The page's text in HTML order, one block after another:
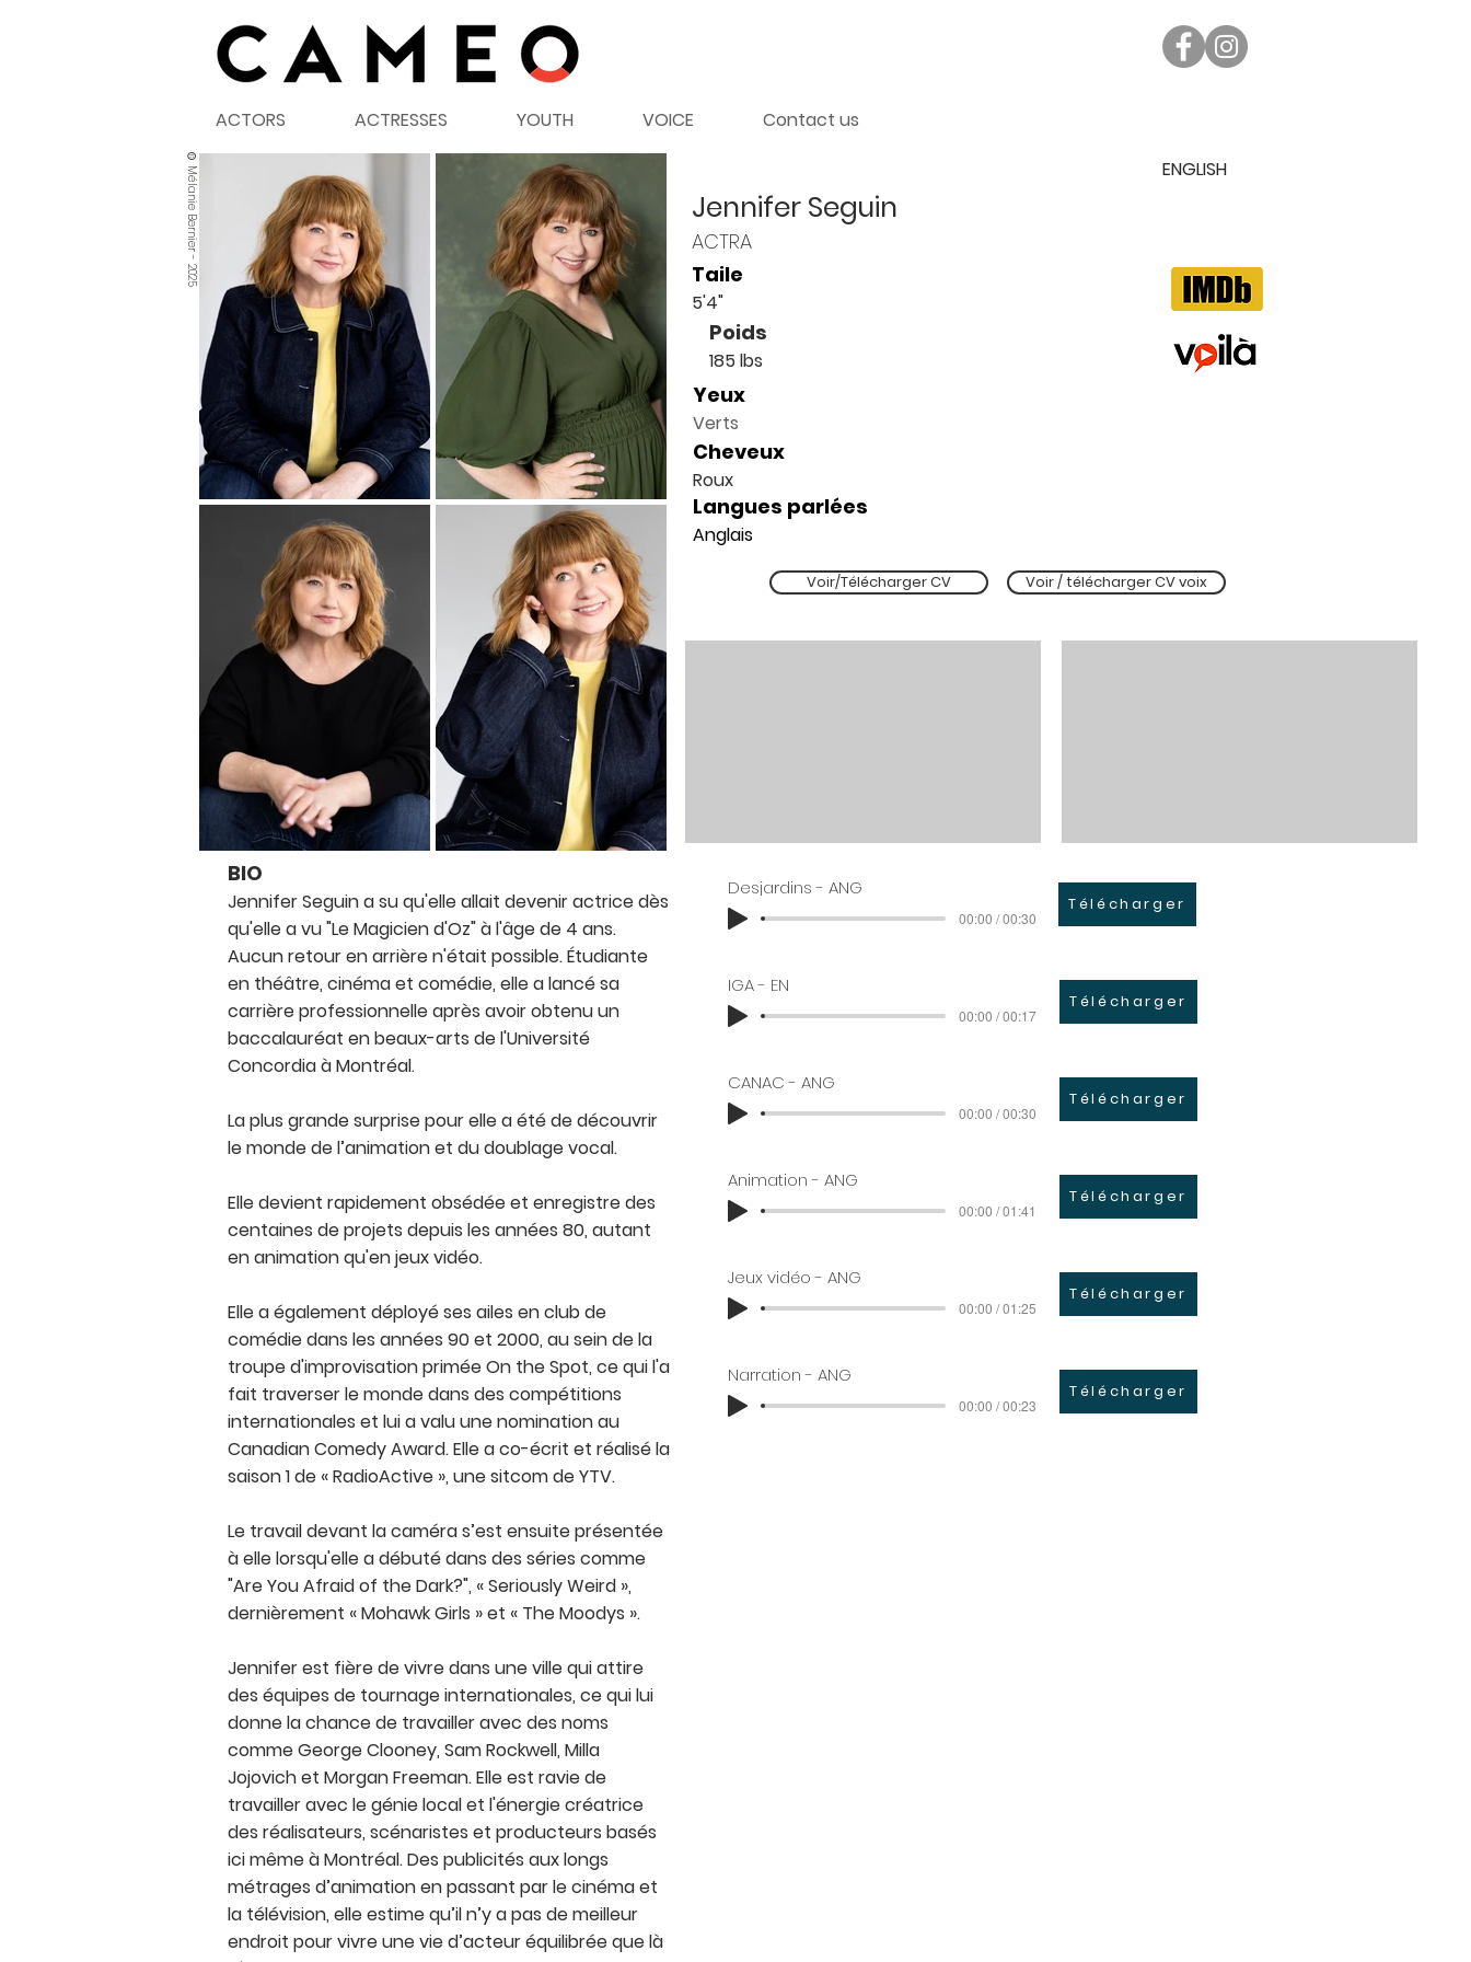
ACTORS ACTRESSES YOUTH VOICE Contact us
©
BIO
Jennifer Seguin a su qu'elle allait devenir actrice dès
qu'elle a vu "Le Magicien d'Oz" à l'âge de 4 ans.
Aucun retour en arrière n'était possible. Étudiante
en théâtre, cinéma et comédie, elle a lancé sa
carrière professionnelle après avoir obtenu un
baccalauréat en beaux-arts de l'Université
Concordia à Montréal.
La plus grande surprise pour elle a été de découvrir
le monde de l’animation et du doublage vocal.
Elle devient rapidement obsédée et enregistre des
centaines de projets depuis les années 80, autant
en animation qu'en jeux vidéo.
Elle a également déployé ses ailes en club de
comédie dans les années 90 et 2000, au sein de la
troupe d'improvisation primée On the Spot, ce qui l'a
fait traverser le monde dans des compétitions
internationales et lui a valu une nomination au
Canadian Comedy Award. Elle a co-écrit et réalisé la
saison 1 de « RadioActive », une sitcom de YTV.
Le travail devant la caméra s’est ensuite présentée
à elle lorsqu'elle a débuté dans des séries comme
"Are You Afraid of the Dark?", « Seriously Weird »,
dernièrement « Mohawk Girls » et « The Moodys ».
Jennifer est fière de vivre dans une ville qui attire
des équipes de tournage internationales, ce qui lui
donne la chance de travailler avec des noms
comme George Clooney, Sam Rockwell, Milla
Jojovich et Morgan Freeman. Elle est ravie de
travailler avec le génie local et l'énergie créatrice
des réalisateurs, scénaristes et producteurs basés
ici même à Montréal. Des publicités aux longs
métrages d’animation en passant par le cinéma et
la télévision, elle estime qu’il n’y a pas de meilleur
endroit pour vivre une vie d’acteur équilibrée que là
Mélanie Bernier - 2025 ENGLISH
Jennifer Seguin
ACTRA
Taile
5'4"
Poids
185 lbs
Yeux
Verts
Cheveux
Roux
Langues parlées
Anglais
Voir/Télécharger CV Voir / télécharger CV voix
Desjardins - ANG
00:00 / 00:30
Télécharger
IGA - EN
00:00 / 00:17
Télécharger
CANAC - ANG
00:00 / 00:30
Télécharger
Animation - ANG
00:00 / 01:41
Télécharger
Jeux vidéo - ANG
00:00 / 01:25
Télécharger
Narration - ANG
00:00 / 00:23
Télécharger